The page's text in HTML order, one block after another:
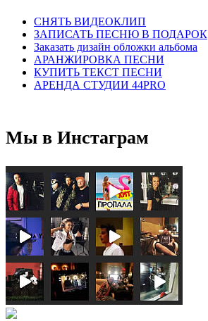
СНЯТЬ ВИДЕОКЛИП
ЗАПИСАТЬ ПЕСНЮ В ПОДАРОК
Заказать дизайн обложки альбома
АРАНЖИРОВКА ПЕСНИ
КУПИТЬ ТЕКСТ ПЕСНИ
АРЕНДА СТУДИИ 44PRO
Мы в Инстаграм